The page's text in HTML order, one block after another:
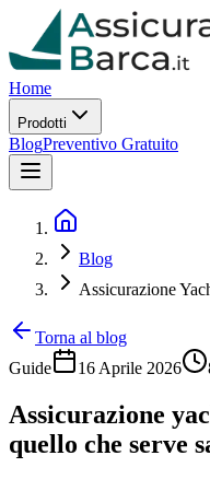
Home
Prodotti
BlogPreventivo Gratuito
Blog
Assicurazione
Torna al blog
Guide
16 Aprile 2026
Assicurazione
quello che serve